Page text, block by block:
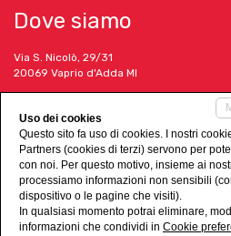
Dove siamo
Via S. Nicolò, 29/31
20069 Vaprio d'Adda MI
Tel. +39 02 90966785
info@immobiliareduea.it
www.immobiliareduea.it
Social Networks
Uso dei cookies
Questo sito fa uso di cookies. I nostri
Partners (cookies di terzi) servono per
con noi. Per questo motivo, insieme ai
processiamo informazioni non sensibili
dispositivo o le pagine che visiti).
In qualsiasi momento potrai eliminare,
informazioni che condividi in Cookie